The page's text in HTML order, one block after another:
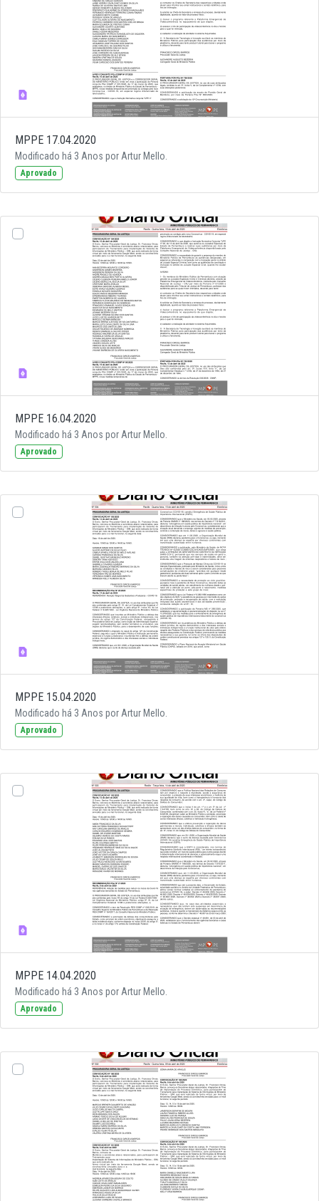
MPPE 17.04.2020
Modificado há 3 Anos por Artur Mello.
Aprovado
MPPE 16.04.2020
Modificado há 3 Anos por Artur Mello.
Aprovado
MPPE 15.04.2020
Modificado há 3 Anos por Artur Mello.
Aprovado
MPPE 14.04.2020
Modificado há 3 Anos por Artur Mello.
Aprovado